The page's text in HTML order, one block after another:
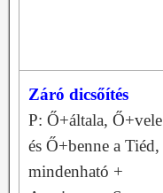
Záró dicsőítés
P: Ő+általa, Ő+vele
és Ő+benne a Tiéd,
mindenható +